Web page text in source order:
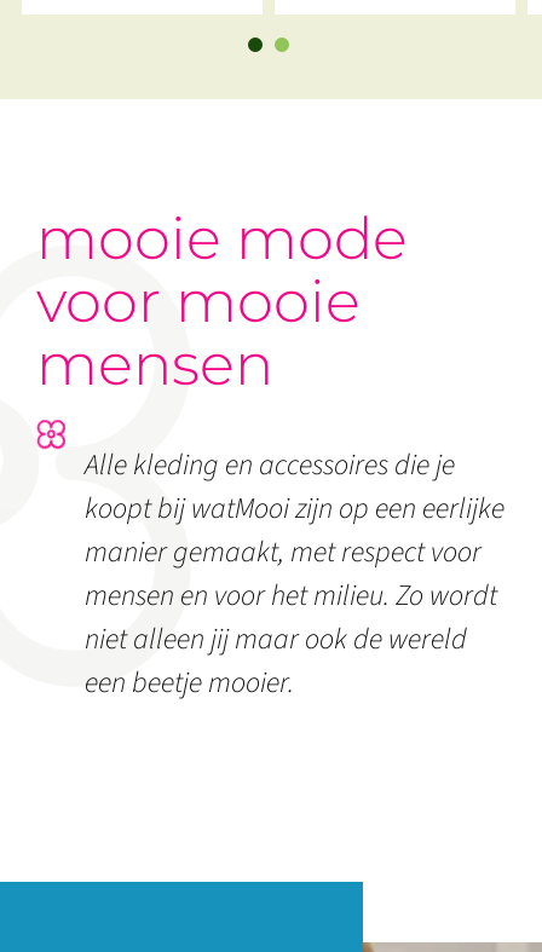
mooie mode
voor mooie
mensen
Alle kleding en accessoires die je
koopt bij watMooi zijn op een eerlijke
manier gemaakt, met respect voor
mensen en voor het milieu. Zo wordt
niet alleen jij maar ook de wereld
een beetje mooier.